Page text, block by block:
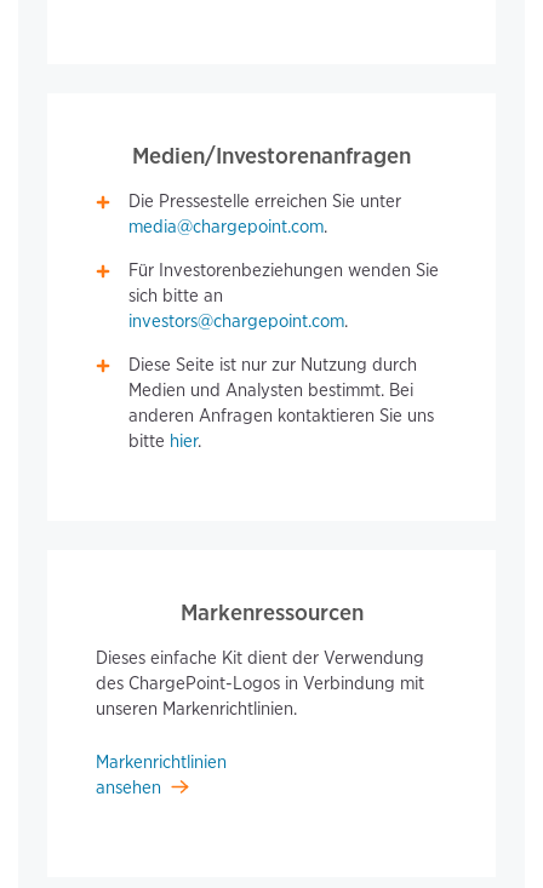
Medien/Investorenanfragen
Die Pressestelle erreichen Sie unter
media@chargepoint.com.
Für Investorenbeziehungen wenden Sie
sich bitte an
investors@chargepoint.com.
Diese Seite ist nur zur Nutzung durch
Medien und Analysten bestimmt. Bei
anderen Anfragen kontaktieren Sie uns
bitte hier.
Markenressourcen
Dieses einfache Kit dient der Verwendung
des ChargePoint-Logos in Verbindung mit
unseren Markenrichtlinien.
Markenrichtlinien
ansehen